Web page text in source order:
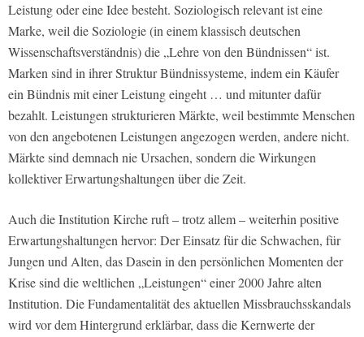
Leistung oder eine Idee besteht. Soziologisch relevant ist eine
Marke, weil die Soziologie (in einem klassisch deutschen
Wissenschaftsverständnis) die „Lehre von den Bündnissen“ ist.
Marken sind in ihrer Struktur Bündnissysteme, indem ein Käufer
ein Bündnis mit einer Leistung eingeht … und mitunter dafür
bezahlt. Leistungen strukturieren Märkte, weil bestimmte Menschen
von den angebotenen Leistungen angezogen werden, andere nicht.
Märkte sind demnach nie Ursachen, sondern die Wirkungen
kollektiver Erwartungshaltungen über die Zeit.
Auch die Institution Kirche ruft – trotz allem – weiterhin positive
Erwartungshaltungen hervor: Der Einsatz für die Schwachen, für
Jungen und Alten, das Dasein in den persönlichen Momenten der
Krise sind die weltlichen „Leistungen“ einer 2000 Jahre alten
Institution. Die Fundamentalität des aktuellen Missbrauchsskandals
wird vor dem Hintergrund erklärbar, dass die Kernwerte der